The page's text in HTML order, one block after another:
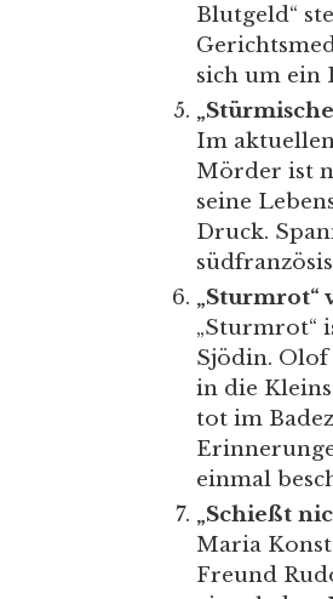
Blutgeld“
sich um ein
Im
Mörder ist
seine
Druck.
„Sturmrot“
„Sturmrot“
Sjödin. Olof
in die
tot im
einmal
„Schießt
Maria
Freund